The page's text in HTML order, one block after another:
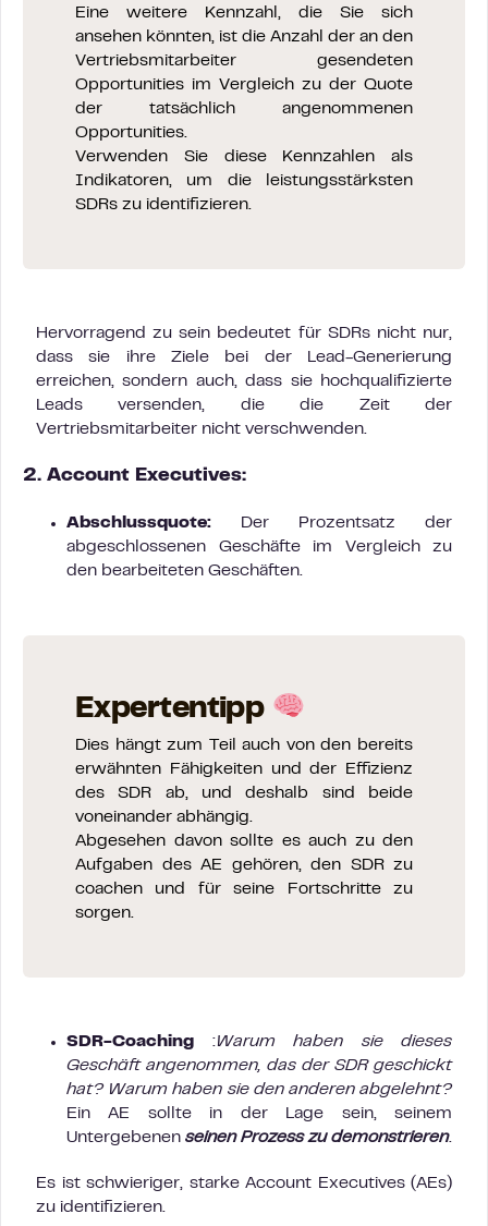
Eine weitere Kennzahl, die Sie sich
ansehen könnten, ist die Anzahl der an den
Vertriebsmitarbeiter gesendeten
Opportunities im Vergleich zu der Quote
der tatsächlich angenommenen
Opportunities.
Verwenden Sie diese Kennzahlen als
Indikatoren, um die leistungsstärksten
SDRs zu identifizieren.
Hervorragend zu sein bedeutet für SDRs nicht nur,
dass sie ihre Ziele bei der Lead-Generierung
erreichen, sondern auch, dass sie hochqualifizierte
Leads versenden, die die Zeit der
Vertriebsmitarbeiter nicht verschwenden.
2. Account Executives:
Abschlussquote: Der Prozentsatz der
abgeschlossenen Geschäfte im Vergleich zu
den bearbeiteten Geschäften.
Expertentipp
Dies hängt zum Teil auch von den bereits
erwähnten Fähigkeiten und der Effizienz
des SDR ab, und deshalb sind beide
voneinander abhängig.
Abgesehen davon sollte es auch zu den
Aufgaben des AE gehören, den SDR zu
coachen und für seine Fortschritte zu
sorgen.
SDR-Coaching :Warum haben sie dieses
Geschäft angenommen, das der SDR geschickt
hat? Warum haben sie den anderen abgelehnt?
Ein AE sollte in der Lage sein, seinem
Untergebenen seinen Prozess zu demonstrieren.
Es ist schwieriger, starke Account Executives (AEs)
zu identifizieren.